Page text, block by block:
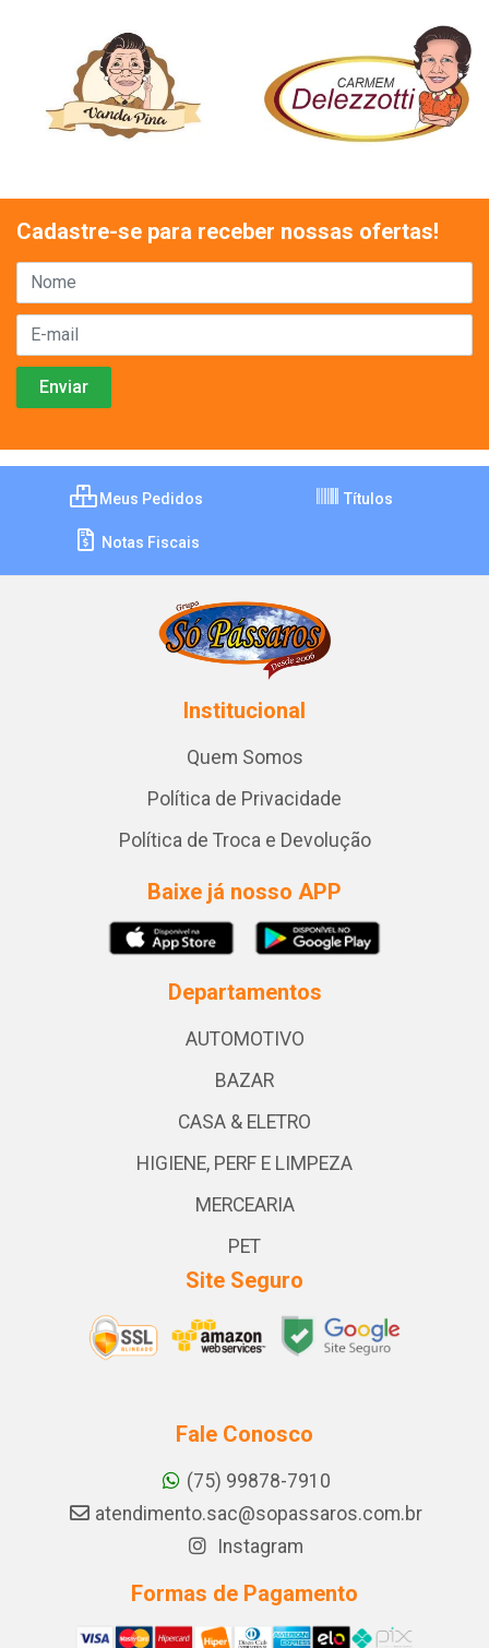
Cadastre-se para receber nossas ofertas!
Meus Pedidos Títulos
Notas Fiscais
Institucional
Quem Somos
Política de Privacidade
Política de Troca e Devolução
Baixe já nosso APP
Departamentos
AUTOMOTIVO
BAZAR
CASA & ELETRO
HIGIENE, PERF E LIMPEZA
MERCEARIA
PET
Site Seguro
Fale Conosco
(75) 99878-7910
atendimento.sac@sopassaros.com.br
Instagram
Formas de Pagamento